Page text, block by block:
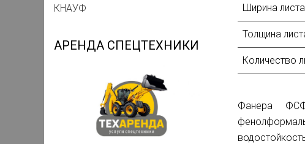
КНАУФ
АРЕНДА СПЕЦТЕХНИКИ
Ширина листа
Толщина
Количество
Фанера